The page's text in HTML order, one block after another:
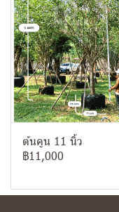
ต้นคูน 11 นิ้ว
฿11,000